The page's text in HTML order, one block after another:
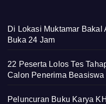
Di Lokasi Muktamar Bakal
Buka 24 Jam
22 Peserta Lolos Tes
Calon Penerima
Peluncuran Buku Karya